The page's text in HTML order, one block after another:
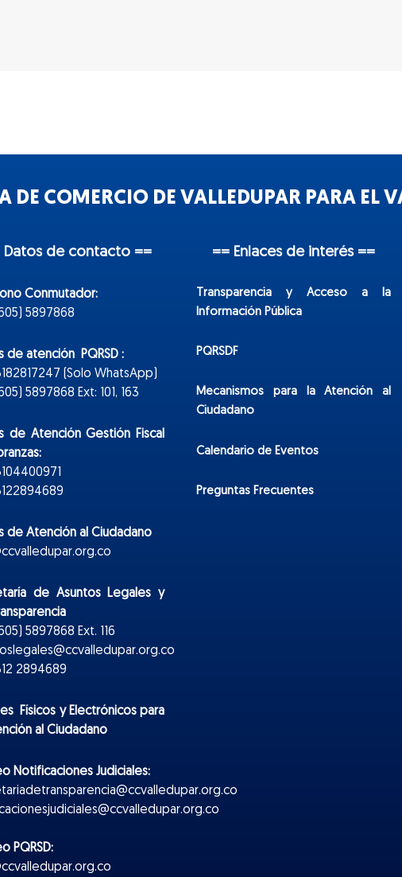
DE COMERCIO DE VALLEDUPAR PARA EL
Datos de contacto ==
Conmutador:
5897868
de atención PQRSD :
(Solo WhatsApp)
5897868 Ext: 101, 163
de Atención Gestión Fiscal
de Atención al Ciudadano
de Asuntos Legales y
5897868 Ext. 116
2894689
Físicos yElectrónicospara
al Ciudadano
Notificaciones Judiciales:
PQRSD:
== Enlaces de interés ==
Transparencia y Acceso a la
Información Pública
PQRSDF
Mecanismos para la Atención al
Ciudadano
Calendario de Eventos
Preguntas Frecuentes